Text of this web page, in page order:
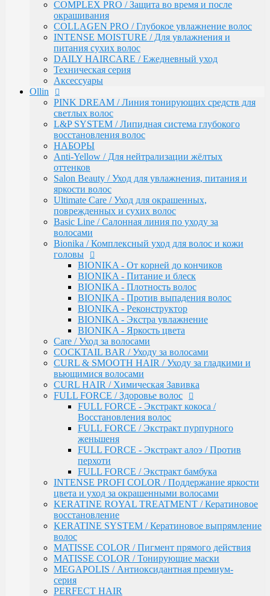
Bionika / Комплексный уход для волос и кожи
головы
BIONIKA - От корней до кончиков
BIONIKA - Питание и блеск
BIONIKA - Плотность волос
BIONIKA - Против выпадения волос
BIONIKA - Реконструктор
BIONIKA - Экстра увлажнение
BIONIKA - Яркость цвета
Care / Уход за волосами
COCKTAIL BAR / Уходу за волосами
CURL & SMOOTH HAIR / Уходу за гладкими и
вьющимися волосами
CURL HAIR / Химическая Завивка
FULL FORCE / Здоровье волос
FULL FORCE - Экстракт кокоса /
Восстановления волос
FULL FORCE / Экстракт пурпурного
женьшеня
FULL FORCE - Экстракт алоэ / Против
перхоти
FULL FORCE / Экстракт бамбука
INTENSE PROFI COLOR / Поддержание яркости
цвета и уход за окрашенными волосами
KERATINE ROYAL TREATMENT / Кератиновое
восстановление
KERATINE SYSTEM / Кератиновое выпрямление
волос
MATISSE COLOR / Пигмент прямого действия
MATISSE COLOR / Тонирующие маски
MEGAPOLIS / Антиоксидантная премиум-серия
PERFECT HAIR
PREMIER FOR MEN
SERVICE LINE / Салонный уход
SHINE BLOND / Уход за светлыми волосами
STYLE / Укладка
VISION / Крем-краска для бровей и ресниц
X-PLEX
Окрашивание волос
CRUSH COLOR - Гель-краска для волос
прямого действия (8 тонов)
MEGAPOLIS - Безаммиачный масляный
краситель
MEGAPOLIS NEW - Окисляющая крем-
эмульсия
COLOR - Перманентная крем-краска для
волос (96) тонов, 60мл-100мл
OLLIN COLOR / PLATINUM COLLECTION
OLLIN COLOR - FASHION COLOR (5
BLOND / Осветляющий порошок
OXY - Окислительная эмульсия
N-JOY / Перманентная крем-краска для
N-JOY - Окисляющий крем-активатор
COMPLEX PRO / Защита во время и после
окрашивания
COLLAGEN PRO / Глубокое увлажнение волос
INTENSE MOISTURE / Для увлажнения и
питания сухих волос
DAILY HAIRCARE / Ежедневный уход
Техническая серия
Аксессуары
Ollin
PINK DREAM / Линия тонирующих средств для
светлых волос
L&P SYSTEM / Липидная система глубокого
восстановления волос
НАБОРЫ
Anti-Yellow / Для нейтрализации жёлтых
оттенков
Salon Beauty / Уход для увлажнения, питания и
яркости волос
Ultimate Care / Уход для окрашенных,
поврежденных и сухих волос
Basic Line / Салонная линия по уходу за
волосами
Bionika / Комплексный уход для волос и кожи
головы
BIONIKA - От корней до кончиков
BIONIKA - Питание и блеск
BIONIKA - Плотность волос
BIONIKA - Против выпадения волос
BIONIKA - Реконструктор
BIONIKA - Экстра увлажнение
BIONIKA - Яркость цвета
Care / Уход за волосами
COCKTAIL BAR / Уходу за волосами
CURL & SMOOTH HAIR / Уходу за гладкими и
вьющимися волосами
CURL HAIR / Химическая Завивка
FULL FORCE / Здоровье волос
FULL FORCE - Экстракт кокоса /
Восстановления волос
FULL FORCE / Экстракт пурпурного
женьшеня
FULL FORCE - Экстракт алоэ / Против
перхоти
FULL FORCE / Экстракт бамбука
INTENSE PROFI COLOR / Поддержание яркости
цвета и уход за окрашенными волосами
KERATINE ROYAL TREATMENT / Кератиновое
восстановление
KERATINE SYSTEM / Кератиновое выпрямление
волос
MATISSE COLOR / Пигмент прямого действия
MATISSE COLOR / Тонирующие маски
MEGAPOLIS / Антиоксидантная премиум-
серия
PERFECT HAIR